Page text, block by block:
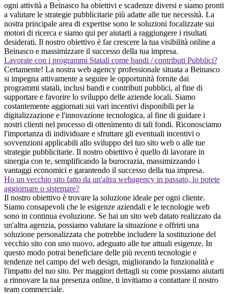
ogni attività a Beinasco ha obiettivi e scadenze diversi e siamo pronti
a valutare le strategie pubblicitarie più adatte alle tue necessità. La
nostra principale area di expertise sono le soluzioni focalizzate sui
motori di ricerca e siamo qui per aiutarti a raggiungere i risultati
desiderati. Il nostro obiettivo è far crescere la tua visibilità online a
Beinasco e massimizzare il successo della tua impresa.
Lavorate con i programmi Statali come bandi / contributi Pubblici?
Certamente! La nostra web agency professionale situata a Beinasco
si impegna attivamente a seguire le opportunità fornite dai
programmi statali, inclusi bandi e contributi pubblici, al fine di
supportare e favorire lo sviluppo delle aziende locali. Siamo
costantemente aggiornati sui vari incentivi disponibili per la
digitalizzazione e l'innovazione tecnologica, al fine di guidare i
nostri clienti nel processo di ottenimento di tali fondi. Riconosciamo
l'importanza di individuare e sfruttare gli eventuali incentivi o
sovvenzioni applicabili allo sviluppo del tuo sito web o alle tue
strategie pubblicitarie. Il nostro obiettivo è quello di lavorare in
sinergia con te, semplificando la burocrazia, massimizzando i
vantaggi economici e garantendo il successo della tua impresa.
Ho un vecchio sito fatto da un'altra webagency in passato, lo potete
aggiornare o sistemare?
Il nostro obiettivo è trovare la soluzione ideale per ogni cliente.
Siamo consapevoli che le esigenze aziendali e le tecnologie web
sono in continua evoluzione. Se hai un sito web datato realizzato da
un'altra agenzia, possiamo valutare la situazione e offrirti una
soluzione personalizzata che potrebbe includere la sostituzione del
vecchio sito con uno nuovo, adeguato alle tue attuali esigenze. In
questo modo potrai beneficiare delle più recenti tecnologie e
tendenze nel campo del web design, migliorando la funzionalità e
l'impatto del tuo sito. Per maggiori dettagli su come possiamo aiutarti
a rinnovare la tua presenza online, ti invitiamo a contattare il nostro
team commerciale.